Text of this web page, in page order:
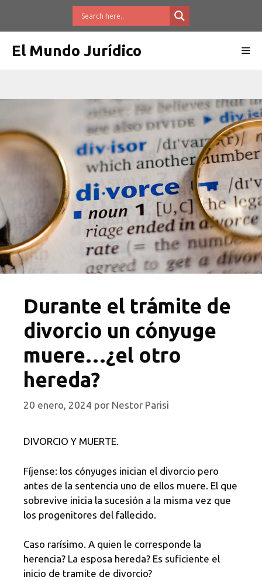
El Mundo Jurídico
Durante el trámite de
divorcio un cónyuge
muere…¿el otro
hereda?
20 enero, 2024 por Nestor Parisi
DIVORCIO Y MUERTE.
Fíjense: los cónyuges inician el divorcio pero
antes de la sentencia uno de ellos muere. El que
sobrevive inicia la sucesión a la misma vez que
los progenitores del fallecido.
Caso rarísimo. A quien le corresponde la
herencia? La esposa hereda? Es suficiente el
inicio de tramite de divorcio?